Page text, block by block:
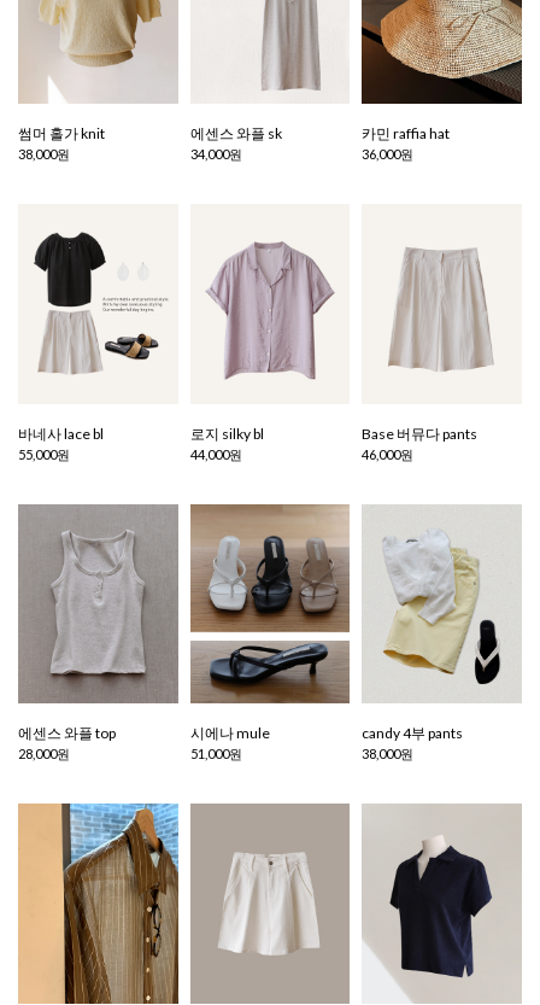
썸머 홀가 knit
38,000원
에센스 와플 sk
34,000원
카민 raffia hat
36,000원
바네사 lace bl
55,000원
로지 silky bl
44,000원
Base 버뮤다 pants
46,000원
에센스 와플 top
28,000원
시에나 mule
51,000원
candy 4부 pants
38,000원